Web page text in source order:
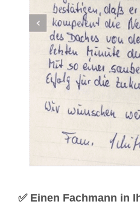
✅ Einen Fachmann in